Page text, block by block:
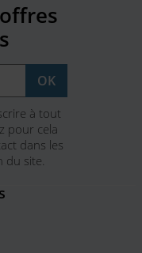
à tout
pour cela
dans les
site.